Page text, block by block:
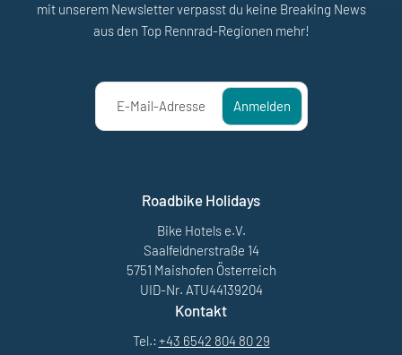
mit unserem Newsletter verpasst du keine Breaking News
aus den Top Rennrad-Regionen mehr!
E-Mail-Adresse Anmelden
Roadbike Holidays
Bike Hotels e.V.
Saalfeldnerstraße 14
5751 Maishofen Österreich
UID-Nr. ATU44139204
Kontakt
Tel.: +43 6542 804 80 29